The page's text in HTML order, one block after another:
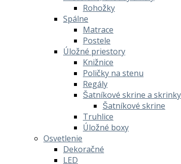
Rohožky
Spálne
Matrace
Postele
Úložné priestory
Knižnice
Poličky na stenu
Regály
Šatníkové skrine a skrinky
Šatníkové skrine
Truhlice
Úložné boxy
Osvetlenie
Dekoračné
LED